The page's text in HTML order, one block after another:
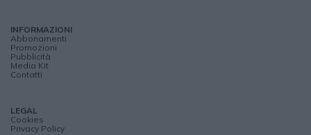
INFORMAZIONI
Abbonamenti
Promozioni
Pubblicità
Media Kit
Contatti
LEGAL
Cookies
Privacy Policy